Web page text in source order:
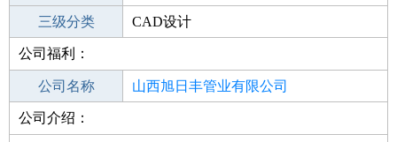
二级分类 美术/设计
三级分类 CAD设计
其他行业
公司福利：
公司名称 山西旭日丰管业有限公司
公司类型
公司介绍：